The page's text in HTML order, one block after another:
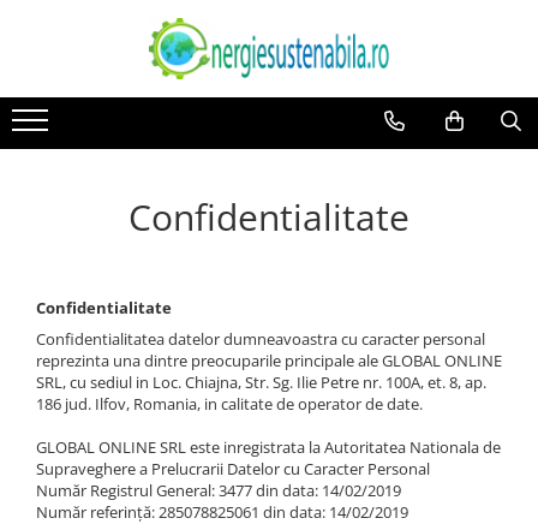
Incalzire si climatizare
Sisteme de ventilatie
Panouri solare fotovoltaice
Panouri solare termice
Accesorii panouri solare termice
Panouri solare cu tuburi vidate
Panouri solare nepresurizate
termosifon
Panouri solare presurizate
Confidentialitate
Confidentialitate
Confidentialitatea datelor dumneavoastra cu caracter personal
reprezinta una dintre preocuparile principale ale GLOBAL ONLINE
SRL, cu sediul in Loc. Chiajna, Str. Sg. Ilie Petre nr. 100A, et. 8, ap.
186 jud. Ilfov, Romania, in calitate de operator de date.
GLOBAL ONLINE SRL este inregistrata la Autoritatea Nationala de
Supraveghere a Prelucrarii Datelor cu Caracter Personal
Număr Registrul General: 3477 din data: 14/02/2019
Număr referinţă: 285078825061 din data: 14/02/2019